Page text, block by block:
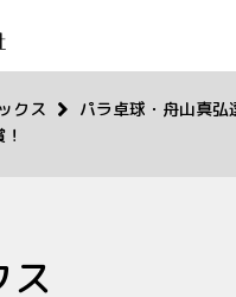
クス
パラ卓球・舟山真
ス